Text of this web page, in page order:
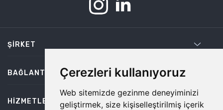
Çerezleri kullanıyoruz
Web sitemizde gezinme deneyiminizi
geliştirmek, size kişiselleştirilmiş içerik
ŞIRKET
BAĞLANTILAR
HIZMETLER